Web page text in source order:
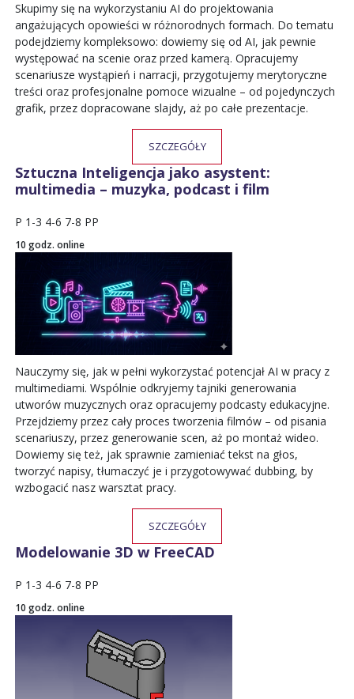
Skupimy się na wykorzystaniu AI do projektowania
angażujących opowieści w różnorodnych formach. Do tematu
podejdziemy kompleksowo: dowiemy się od AI, jak pewnie
występować na scenie oraz przed kamerą. Opracujemy
scenariusze wystąpień i narracji, przygotujemy merytoryczne
treści oraz profesjonalne pomoce wizualne – od pojedynczych
grafik, przez dopracowane slajdy, aż po całe prezentacje.
SZCZEGÓŁY
Sztuczna Inteligencja jako asystent:
multimedia – muzyka, podcast i film
P 1-3 4-6 7-8 PP
10 godz. online
Nauczymy się, jak w pełni wykorzystać potencjał AI w pracy z
multimediami. Wspólnie odkryjemy tajniki generowania
utworów muzycznych oraz opracujemy podcasty edukacyjne.
Przejdziemy przez cały proces tworzenia filmów – od pisania
scenariuszy, przez generowanie scen, aż po montaż wideo.
Dowiemy się też, jak sprawnie zamieniać tekst na głos,
tworzyć napisy, tłumaczyć je i przygotowywać dubbing, by
wzbogacić nasz warsztat pracy.
SZCZEGÓŁY
Modelowanie 3D w FreeCAD
P 1-3 4-6 7-8 PP
10 godz. online